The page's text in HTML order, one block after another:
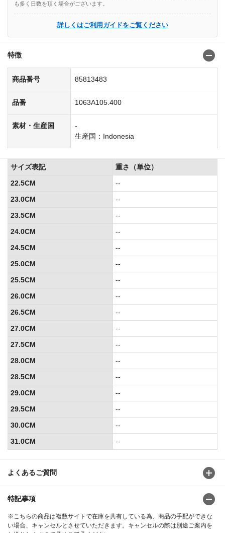
も多く日数を頂く場合がございます。
詳しくはご利用ガイドをご覧ください
特徴
商品番号 85813483
品番 1063A105.400
素材・生産国
-
生産国：Indonesia
よくあるご質問
特記事項
※こちらの商品は複数サイトで在庫を共有している為、商品の手配ができな
い場合、キャンセルとさせていただきます。キャンセルの際は別途ご案内を
サイズ表記
重さ（単位）
22.5CM
--
23.0CM
--
23.5CM
--
24.0CM
--
24.5CM
--
25.0CM
--
25.5CM
--
26.0CM
--
26.5CM
--
27.0CM
--
27.5CM
--
28.0CM
--
28.5CM
--
29.0CM
--
29.5CM
--
30.0CM
--
31.0CM
--